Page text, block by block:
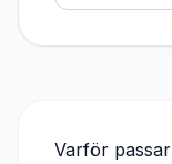
Varför passar